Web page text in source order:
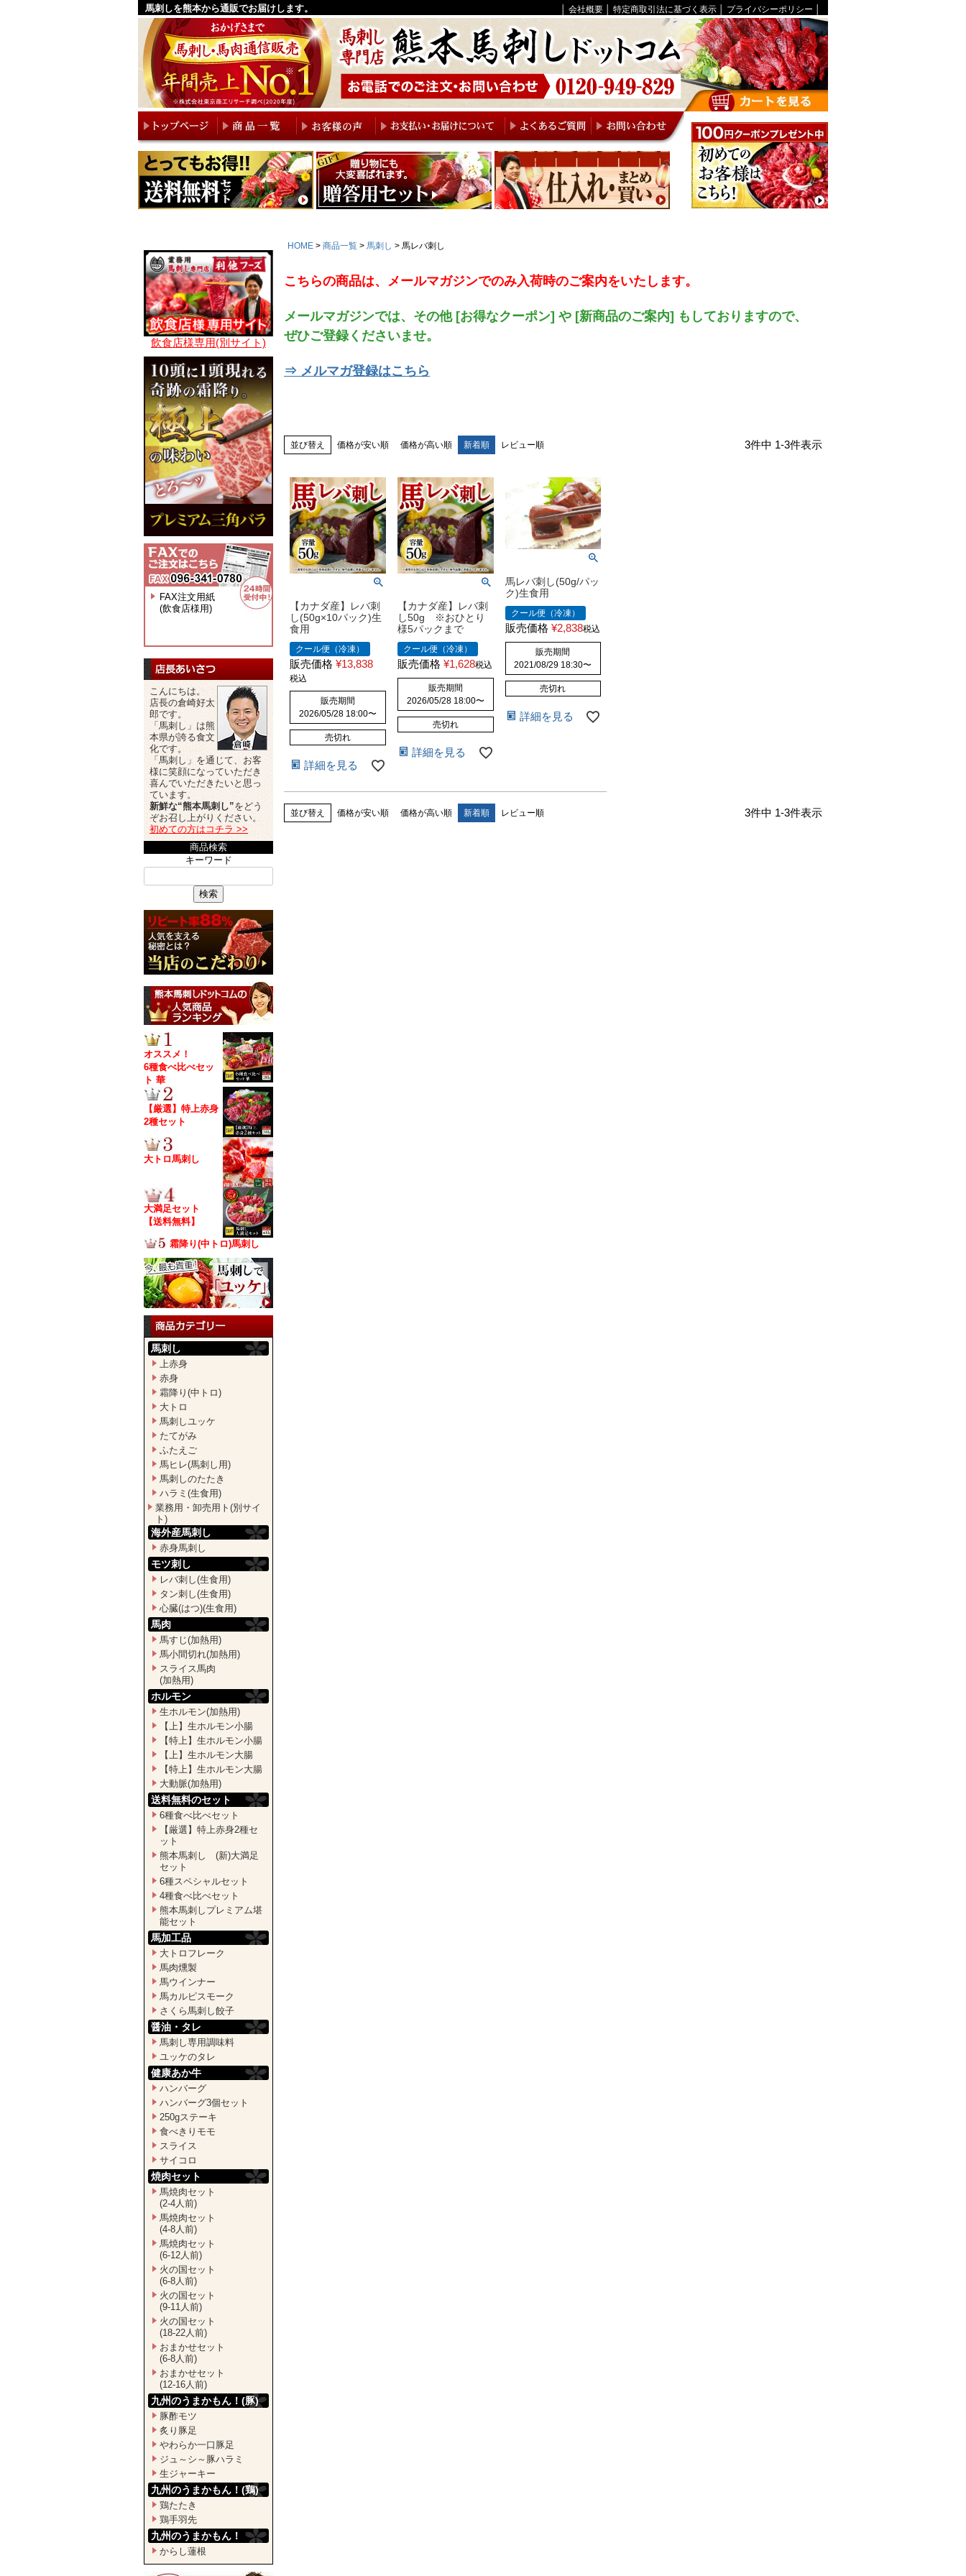
馬刺しを熊本から通販でお届けします。 会社概要 特定商取引法に基づく表示 プライバシーポリシー
飲食店様専用(別サイト)
FAX注文用紙
(飲食店様用)
こんにちは。
店長の倉崎好太
郎です。
「馬刺し」は熊
本県が誇る食文
化です。
「馬刺し」を通じて、お客
様に笑顔になっていただき
喜んでいただきたいと思っ
ています。
新鮮な“熊本馬刺し”をどう
ぞお召し上がりください。
初めての方はコチラ >>
商品検索
キーワード
検索
オススメ！
6種食べ比べセッ
ト 華
【厳選】特上赤身
2種セット
大トロ馬刺し
大満足セット
【送料無料】
霜降り(中トロ)馬刺し
馬刺し
上赤身
赤身
霜降り(中トロ)
大トロ
馬刺しユッケ
たてがみ
ふたえご
馬ヒレ(馬刺し用)
馬刺しのたたき
ハラミ(生食用)
業務用・卸売用ト(別サイ
ト)
海外産馬刺し
赤身馬刺し
モツ刺し
レバ刺し(生食用)
タン刺し(生食用)
心臓(はつ)(生食用)
馬肉
馬すじ(加熱用)
馬小間切れ(加熱用)
スライス馬肉
(加熱用)
ホルモン
生ホルモン(加熱用)
【上】生ホルモン小腸
【特上】生ホルモン小腸
【上】生ホルモン大腸
【特上】生ホルモン大腸
大動脈(加熱用)
送料無料のセット
6種食べ比べセット
【厳選】特上赤身2種セ
ット
熊本馬刺し (新)大満足
セット
6種スペシャルセット
4種食べ比べセット
熊本馬刺しプレミアム堪
能セット
馬加工品
大トロフレーク
馬肉燻製
馬ウインナー
馬カルピスモーク
さくら馬刺し餃子
醤油・タレ
馬刺し専用調味料
ユッケのタレ
健康あか牛
ハンバーグ
ハンバーグ3個セット
250gステーキ
食べきりモモ
スライス
サイコロ
焼肉セット
馬焼肉セット
(2-4人前)
馬焼肉セット
(4-8人前)
馬焼肉セット
(6-12人前)
火の国セット
(6-8人前)
火の国セット
(9-11人前)
火の国セット
(18-22人前)
おまかせセット
(6-8人前)
おまかせセット
(12-16人前)
九州のうまかもん！(豚)
豚酢モツ
炙り豚足
やわらか一口豚足
ジュ～シ～豚ハラミ
生ジャーキー
九州のうまかもん！(鶏)
鶏たたき
鶏手羽先
九州のうまかもん！
からし蓮根
HOME 商品一覧 馬刺し 馬レバ刺し
こちらの商品は、メールマガジンでのみ入荷時のご案内をいたします。
メールマガジンでは、その他 [お得なクーポン] や [新商品のご案内] もしておりますので、
ぜひご登録くださいませ。
⇒ メルマガ登録はこちら
並び替え 価格が安い順 価格が高い順 新着順 レビュー順 3件中 1-3件表示
【カナダ産】レバ刺
し(50g×10パック)生
食用
クール便（冷凍）
販売価格 ¥13,838
税込
販売期間
2026/05/28 18:00〜
売切れ
詳細を見る
【カナダ産】レバ刺
し50g ※おひとり
様5パックまで
クール便（冷凍）
販売価格 ¥1,628税込
販売期間
2026/05/28 18:00〜
売切れ
詳細を見る
馬レバ刺し(50g/パッ
ク)生食用
クール便（冷凍）
販売価格 ¥2,838税込
販売期間
2021/08/29 18:30〜
売切れ
詳細を見る
並び替え 価格が安い順 価格が高い順 新着順 レビュー順 3件中 1-3件表示